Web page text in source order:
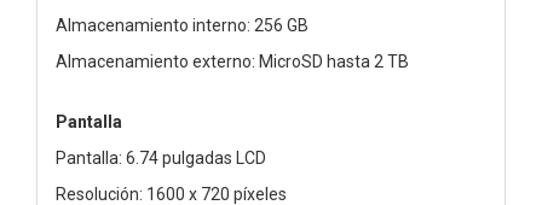
Almacenamiento interno: 256 GB
Almacenamiento externo: MicroSD hasta 2 TB
Pantalla
Pantalla: 6.74 pulgadas LCD
Resolución: 1600 x 720 píxeles